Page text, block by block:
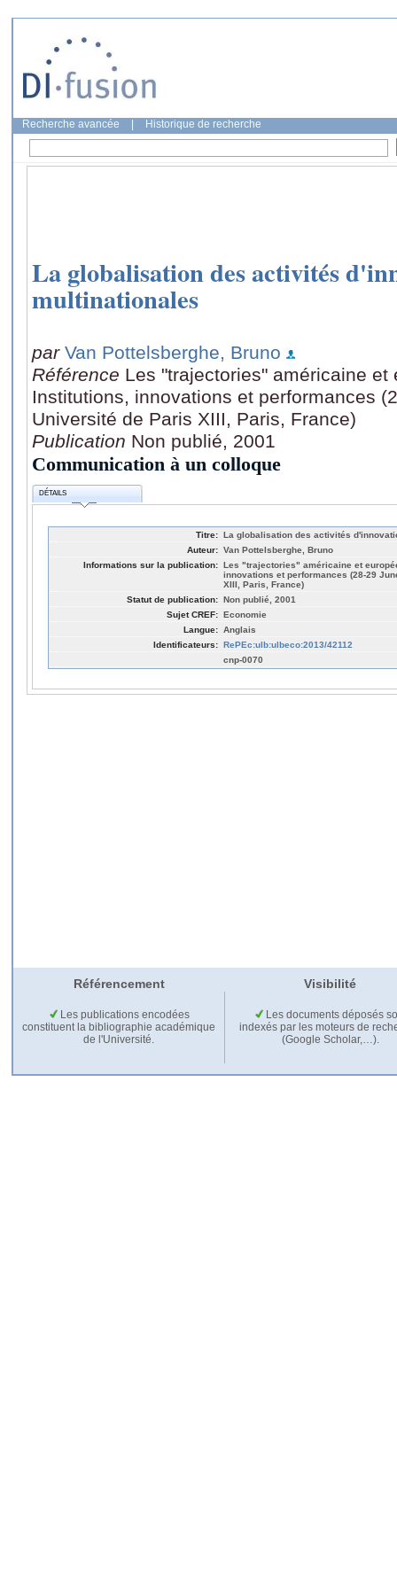
Recherche avancée Historique de recherche
La globalisation des activités
multinationales
par Van Pottelsberghe, Bruno
Référence Les "trajectories" américaine
Institutions, innovations et performances
Université de Paris XIII, Paris, France)
Publication Non publié, 2001
Communication à un colloque
DÉTAILS
Titre: La globalisation des activités
Auteur: Van Pottelsberghe, Bruno
Informations sur la publication: Les "trajectories" américaine et
innovations et performances (28-29
XIII, Paris, France)
Statut de publication: Non publié, 2001
Sujet CREF: Economie
Langue: Anglais
Identificateurs: RePEc:ulb:ulbeco:2013/42112
cnp-0070
Référencement Visibilité
Les publications encodées
constituent la bibliographie académique
de l'Université.
Les documents déposés
indexés par les moteurs de
(Google Scholar,…).